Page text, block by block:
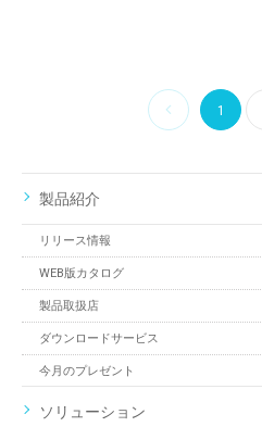
1
製品紹介
リリース情報
WEB版カタログ
製品取扱店
ダウンロードサービス
今月のプレゼント
ソリューション